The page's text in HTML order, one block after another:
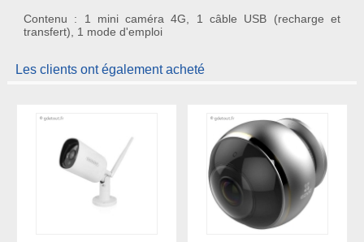
Contenu : 1 mini caméra 4G, 1 câble USB (recharge et
transfert), 1 mode d'emploi
Les clients ont également acheté